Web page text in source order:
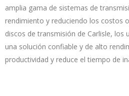
amplia gama de sistemas de
rendimiento y reduciendo los costos
discos de transmisión de Carlisle, los
una solución confiable y de alto
productividad y reduce el tiempo de